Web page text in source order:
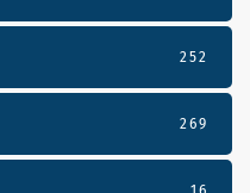
252
269